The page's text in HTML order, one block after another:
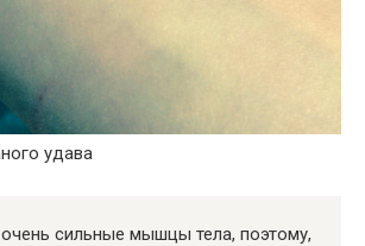
удава
сильные мышцы тела, поэтому,